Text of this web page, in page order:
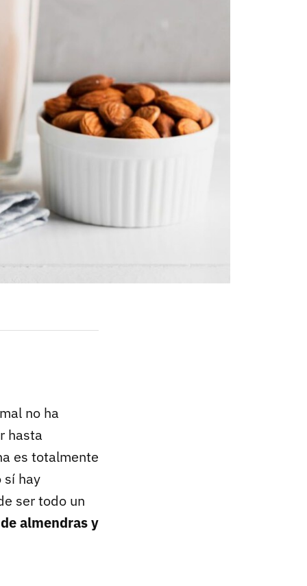
no ha
hasta
es totalmente
sí hay
ser todo un
almendras y